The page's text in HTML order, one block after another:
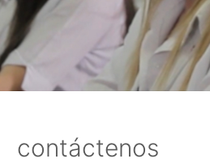
contáctenos